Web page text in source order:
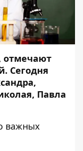
отмечают
Сегодня
Павла
важных